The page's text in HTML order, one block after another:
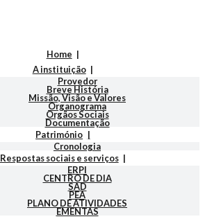
Home
A instituição
Provedor
Breve História
Missão, Visão e Valores
Organograma
Orgãos Sociais
Documentação
Património
Cronologia
Respostas sociais e serviços
ERPI
CENTRO DE DIA
SAD
PEA
PLANO DE ATIVIDADES
EMENTAS